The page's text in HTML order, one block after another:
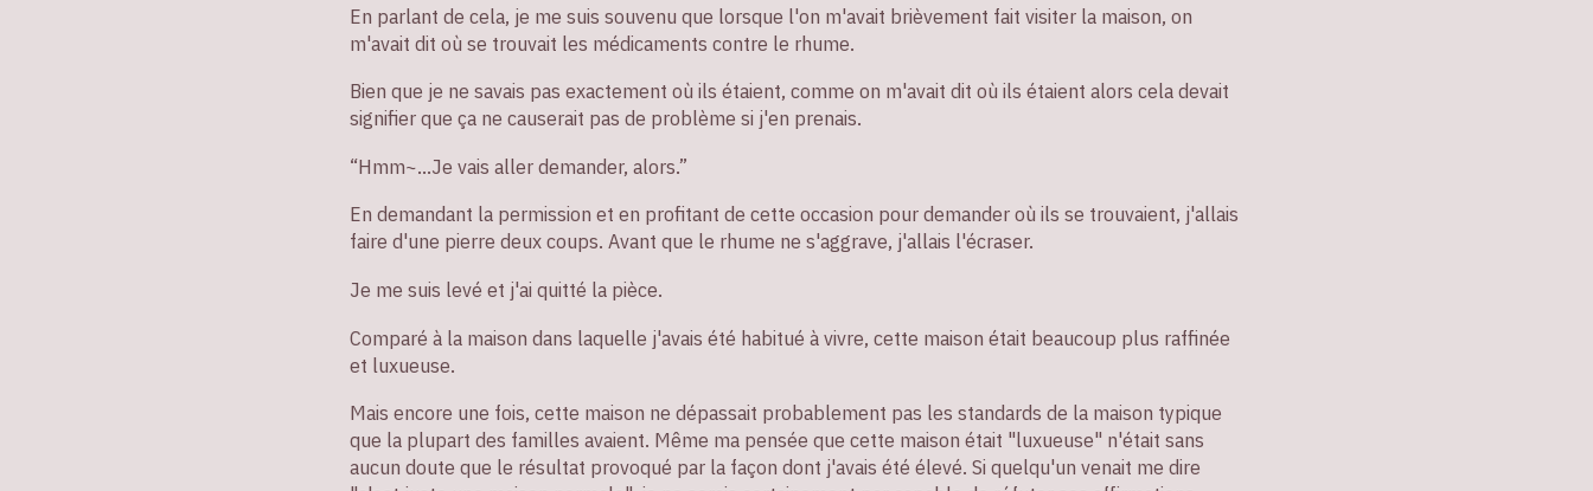
En parlant de cela, je me suis souvenu que lorsque l'on m'avait brièvement fait visiter la maison, on
m'avait dit où se trouvait les médicaments contre le rhume.
Bien que je ne savais pas exactement où ils étaient, comme on m'avait dit où ils étaient alors cela devait
signifier que ça ne causerait pas de problème si j'en prenais.
“Hmm~…Je vais aller demander, alors.”
En demandant la permission et en profitant de cette occasion pour demander où ils se trouvaient, j'allais
faire d'une pierre deux coups. Avant que le rhume ne s'aggrave, j'allais l'écraser.
Je me suis levé et j'ai quitté la pièce.
Comparé à la maison dans laquelle j'avais été habitué à vivre, cette maison était beaucoup plus raffinée
et luxueuse.
Mais encore une fois, cette maison ne dépassait probablement pas les standards de la maison typique
que la plupart des familles avaient. Même ma pensée que cette maison était "luxueuse" n'était sans
aucun doute que le résultat provoqué par la façon dont j'avais été élevé. Si quelqu'un venait me dire